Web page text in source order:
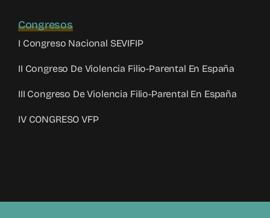
Congresos
I Congreso Nacional SEVIFIP
II Congreso De Violencia Filio-Parental En España
III Congreso De Violencia Filio-Parental En España
IV CONGRESO VFP